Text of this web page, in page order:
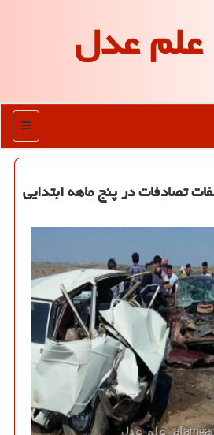
علم عدل
منو
تلفات تصادفات در پنج ماهه ابتدایی